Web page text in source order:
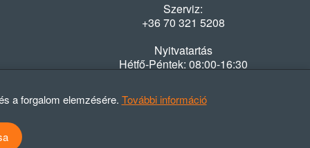
Szerviz:
+36 70 321 5208
Nyitvatartás
Hétfő-Péntek: 08:00-16:30
szabályzat
a forgalom elemzésére. További információ